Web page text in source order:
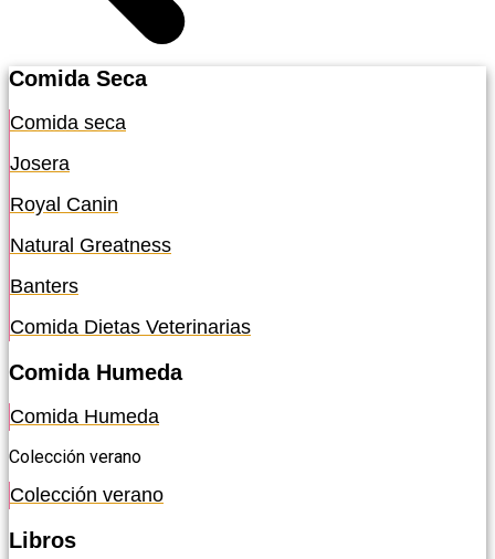
Comida Seca
Comida seca
Josera
Royal Canin
Natural Greatness
Banters
Comida Dietas Veterinarias
Comida Humeda
Comida Humeda
Colección verano
Colección verano
Libros